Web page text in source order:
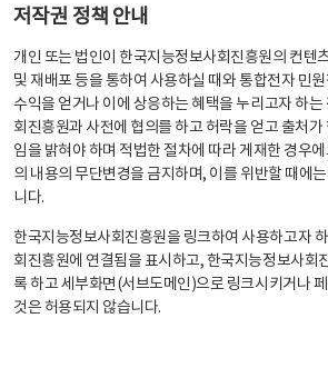
저작권 정책 안내
개인 또는 법인이 한국지능정보사회진흥원의 컨텐
및 재배포 등을 통하여 사용하실 때와 통합전자 민
수익을 얻거나 이에 상응하는 혜택을 누리고자 하
회진흥원과 사전에 협의를 하고 허락을 얻고 출처
임을 밝혀야 하며 적법한 절차에 따라 게재한 경우
의 내용의 무단변경을 금지하며, 이를 위반할 때에
니다.
한국지능정보사회진흥원을 링크하여 사용하고자
회진흥원에 연결됨을 표시하고, 한국지능정보사회
록 하고 세부화면(서브도메인)으로 링크시키거나
것은 허용되지 않습니다.